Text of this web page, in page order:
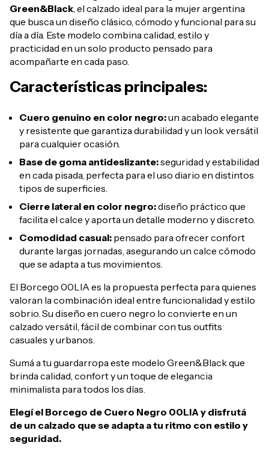
Green&Black, el calzado ideal para la mujer argentina
que busca un diseño clásico, cómodo y funcional para su
día a día. Este modelo combina calidad, estilo y
practicidad en un solo producto pensado para
acompañarte en cada paso.
Características principales:
Cuero genuino en color negro:un acabado elegante
y resistente que garantiza durabilidad y un look versátil
para cualquier ocasión.
Base de goma antideslizante:seguridad y estabilidad
en cada pisada, perfecta para el uso diario en distintos
tipos de superficies.
Cierre lateral en color negro:diseño práctico que
facilita el calce y aporta un detalle moderno y discreto.
Comodidad casual: pensado para ofrecer confort
durante largas jornadas, asegurando un calce cómodo
que se adapta a tus movimientos.
El Borcego 00LIA es la propuesta perfecta para quienes
valoran la combinación ideal entre funcionalidad y estilo
sobrio. Su diseño en cuero negro lo convierte en un
calzado versátil, fácil de combinar con tus outfits
casuales y urbanos.
Sumá a tu guardarropa este modelo Green&Black que
brinda calidad, confort y un toque de elegancia
minimalista para todos los días.
Elegí el Borcego de Cuero Negro 00LIA y disfrutá
de un calzado que se adapta a tu ritmo con estilo y
seguridad.